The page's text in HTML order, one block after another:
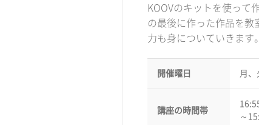
KOOVのキットを使って
の最後に作った作品を教
力も身についていきます。
開催曜日 月、
講座の時間帯
～